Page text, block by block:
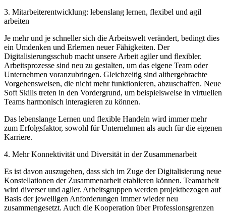
3. Mitarbeiterentwicklung: lebenslang lernen, flexibel und agil
arbeiten
Je mehr und je schneller sich die Arbeitswelt verändert, bedingt dies
ein Umdenken und Erlernen neuer Fähigkeiten. Der
Digitalisierungsschub macht unsere Arbeit agiler und flexibler.
Arbeitsprozesse sind neu zu gestalten, um das eigene Team oder
Unternehmen voranzubringen. Gleichzeitig sind althergebrachte
Vorgehensweisen, die nicht mehr funktionieren, abzuschaffen. Neue
Soft Skills treten in den Vordergrund, um beispielsweise in virtuellen
Teams harmonisch interagieren zu können.
Das lebenslange Lernen und flexible Handeln wird immer mehr
zum Erfolgsfaktor, sowohl für Unternehmen als auch für die eigenen
Karriere.
4. Mehr Konnektivität und Diversität in der Zusammenarbeit
Es ist davon auszugehen, dass sich im Zuge der Digitalisierung neue
Konstellationen der Zusammenarbeit etablieren können. Teamarbeit
wird diverser und agiler. Arbeitsgruppen werden projektbezogen auf
Basis der jeweiligen Anforderungen immer wieder neu
zusammengesetzt. Auch die Kooperation über Professionsgrenzen